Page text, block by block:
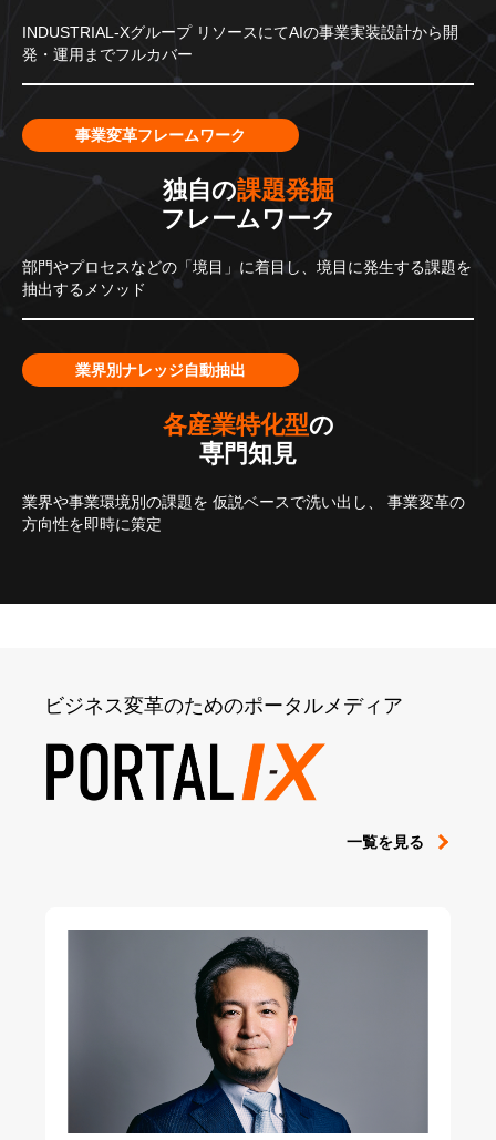
INDUSTRIAL-XグループリソースにてAIの事業実装設計から開
発・運用までフルカバー
事業変革フレームワーク
独自の課題発掘
フレームワーク
部門やプロセスなどの「境目」に着目し、境目に発生する課題を
抽出するメソッド
業界別ナレッジ自動抽出
各産業特化型の
専門知見
業界や事業環境別の課題を 仮説ベースで洗い出し、
事業変革の
方向性を即時に策定
ビジネス変革のためのポータルメディア
一覧を見る